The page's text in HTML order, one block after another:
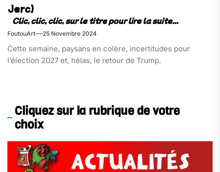
Jerc)
FoutouArt 25 Novembre 2024
Cette semaine, paysans en colère, incertitudes pour
l’élection 2027 et, hélas, le retour de Trump.
Cliquez sur la rubrique de votre
choix